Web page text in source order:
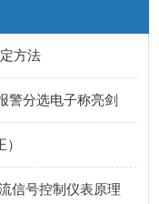
方法
警分选电子称亮剑
信号控制仪表原理